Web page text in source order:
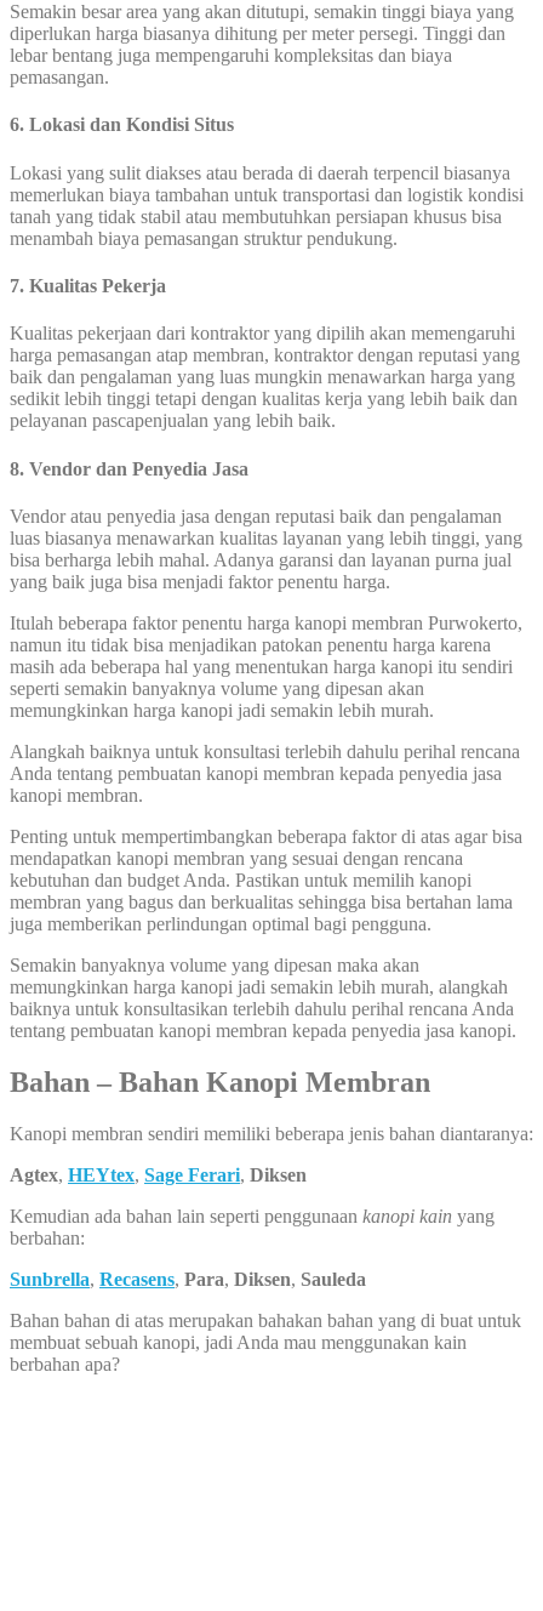
Semakin besar area yang akan ditutupi, semakin tinggi biaya yang
diperlukan harga biasanya dihitung per meter persegi. Tinggi dan
lebar bentang juga mempengaruhi kompleksitas dan biaya
pemasangan.
6. Lokasi dan Kondisi Situs
Lokasi yang sulit diakses atau berada di daerah terpencil biasanya
memerlukan biaya tambahan untuk transportasi dan logistik kondisi
tanah yang tidak stabil atau membutuhkan persiapan khusus bisa
menambah biaya pemasangan struktur pendukung.
7. Kualitas Pekerja
Kualitas pekerjaan dari kontraktor yang dipilih akan memengaruhi
harga pemasangan atap membran, kontraktor dengan reputasi yang
baik dan pengalaman yang luas mungkin menawarkan harga yang
sedikit lebih tinggi tetapi dengan kualitas kerja yang lebih baik dan
pelayanan pascapenjualan yang lebih baik.
8. Vendor dan Penyedia Jasa
Vendor atau penyedia jasa dengan reputasi baik dan pengalaman
luas biasanya menawarkan kualitas layanan yang lebih tinggi, yang
bisa berharga lebih mahal. Adanya garansi dan layanan purna jual
yang baik juga bisa menjadi faktor penentu harga.
Itulah beberapa faktor penentu harga kanopi membran Purwokerto,
namun itu tidak bisa menjadikan patokan penentu harga karena
masih ada beberapa hal yang menentukan harga kanopi itu sendiri
seperti semakin banyaknya volume yang dipesan akan
memungkinkan harga kanopi jadi semakin lebih murah.
Alangkah baiknya untuk konsultasi terlebih dahulu perihal rencana
Anda tentang pembuatan kanopi membran kepada penyedia jasa
kanopi membran.
Penting untuk mempertimbangkan beberapa faktor di atas agar bisa
mendapatkan kanopi membran yang sesuai dengan rencana
kebutuhan dan budget Anda. Pastikan untuk memilih kanopi
membran yang bagus dan berkualitas sehingga bisa bertahan lama
juga memberikan perlindungan optimal bagi pengguna.
Semakin banyaknya volume yang dipesan maka akan
memungkinkan harga kanopi jadi semakin lebih murah, alangkah
baiknya untuk konsultasikan terlebih dahulu perihal rencana Anda
tentang pembuatan kanopi membran kepada penyedia jasa kanopi.
Bahan – Bahan Kanopi Membran
Kanopi membran sendiri memiliki beberapa jenis bahan diantaranya:
Agtex, HEYtex, Sage Ferari, Diksen
Kemudian ada bahan lain seperti penggunaan kanopi kain yang
berbahan:
Sunbrella, Recasens, Para, Diksen, Sauleda
Bahan bahan di atas merupakan bahakan bahan yang di buat untuk
membuat sebuah kanopi, jadi Anda mau menggunakan kain
berbahan apa?